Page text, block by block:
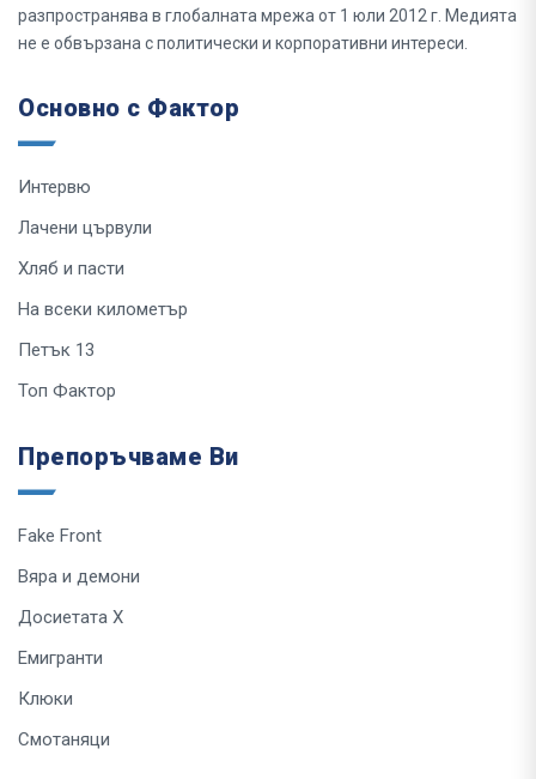
разпространява в глобалната мрежа от 1 юли 2012 г. Медията
не е обвързана с политически и корпоративни интереси.
Основно с Фактор
Интервю
Лачени цървули
Хляб и пасти
На всеки километър
Петък 13
Топ Фактор
Препоръчваме Ви
Fake Front
Вяра и демони
Досиетата Х
Емигранти
Клюки
Смотаняци